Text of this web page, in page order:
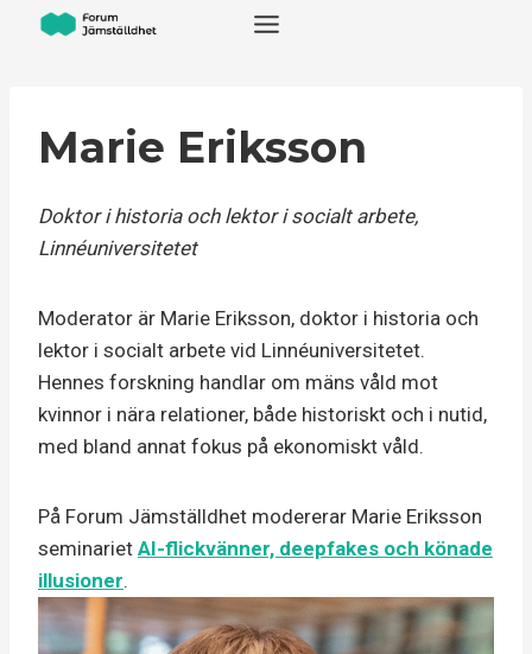
Marie Eriksson
Doktor i historia och lektor i socialt arbete,
Linnéuniversitetet
Moderator är Marie Eriksson, doktor i historia och
lektor i socialt arbete vid Linnéuniversitetet.
Hennes forskning handlar om mäns våld mot
kvinnor i nära relationer, både historiskt och i nutid,
med bland annat fokus på ekonomiskt våld.
På Forum Jämställdhet modererar Marie Eriksson
seminariet AI-flickvänner, deepfakes och könade
illusioner.